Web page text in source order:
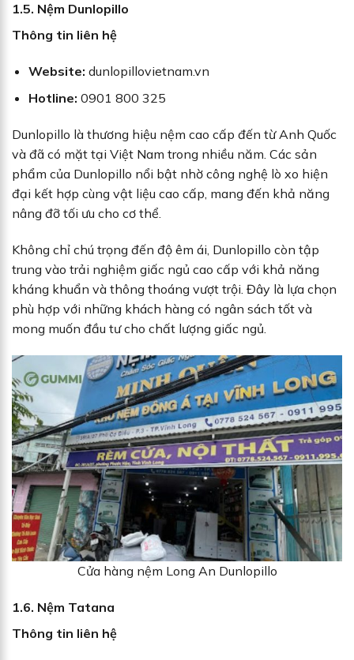
1.5. Nệm Dunlopillo
Thông tin liên hệ
Website: dunlopillovietnam.vn
Hotline: 0901 800 325
Dunlopillo là thương hiệu nệm cao cấp đến từ Anh Quốc
và đã có mặt tại Việt Nam trong nhiều năm. Các sản
phẩm của Dunlopillo nổi bật nhờ công nghệ lò xo hiện
đại kết hợp cùng vật liệu cao cấp, mang đến khả năng
nâng đỡ tối ưu cho cơ thể.
Không chỉ chú trọng đến độ êm ái, Dunlopillo còn tập
trung vào trải nghiệm giấc ngủ cao cấp với khả năng
kháng khuẩn và thông thoáng vượt trội. Đây là lựa chọn
phù hợp với những khách hàng có ngân sách tốt và
mong muốn đầu tư cho chất lượng giấc ngủ.
Cửa hàng nệm Long An Dunlopillo
1.6. Nệm Tatana
Thông tin liên hệ